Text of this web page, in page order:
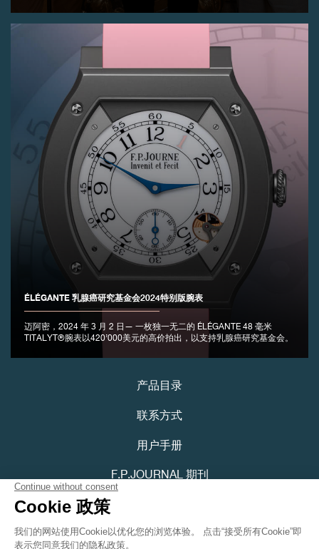
ÉLÉGANTE 乳腺癌研究基金会2024特别版腕表
迈阿密，2024 年 3 月 2 日— 一枚独一无二的 ÉLÉGANTE 48 毫米
TITALYT®腕表以420’000美元的高价拍出，以支持乳腺癌研究基金会。
产品目录
联系方式
用户手册
F.P.JOURNAL 期刊
可访问性声明
伪冒品
伪冒品
伪冒品